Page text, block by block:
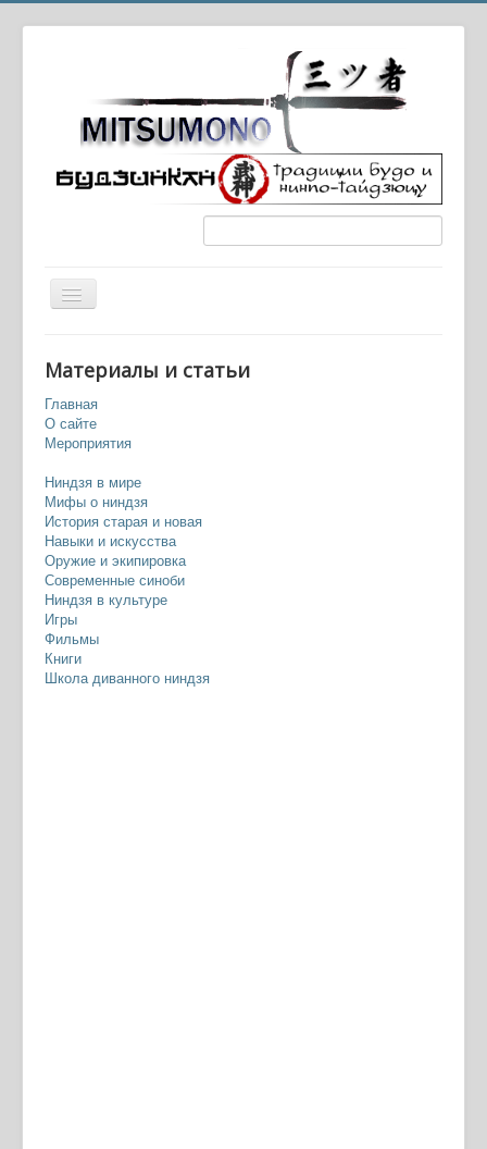
Вы здесь:
Современные школы, часть 2 (Акбан, То-Син До,
Роберт Басси)
Материалы и статьи
Главная
О сайте
Мероприятия
Ниндзя в мире
Мифы о ниндзя
История старая и новая
Навыки и искусства
Оружие и экипировка
Современные синоби
Ниндзя в культуре
Игры
Фильмы
Книги
Школа диванного ниндзя